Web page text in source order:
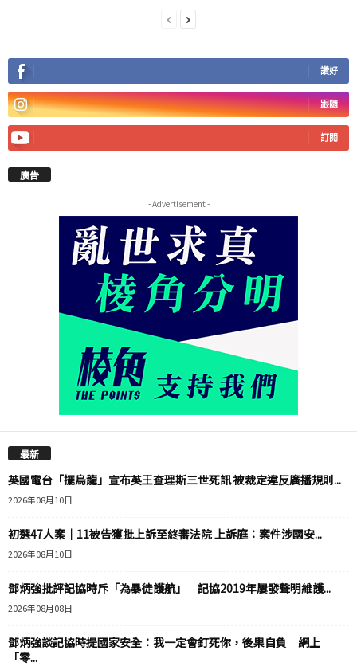
讚好
跟隨
訂閱
廣告
- Advertisement -
最新
英國電台「擺烏龍」宣布英王查理斯三世死訊 被裁定違反廣播規則...
2026年08月10日
初選47人案｜11被告獲批上訴至終審法院 上訴庭：案件涉國安...
2026年08月10日
鄧炳強批評記協時斥「為暴徒護航」 記協2019年屢發聲明維護...
2026年08月08日
鄧炳強談記協時提國家安全：我一定會釘死你，後果自負 網上
「零...